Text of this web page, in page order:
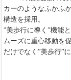
カーのようなふかふ
構造を採用。
”美歩行に導く”機能
ムーズに重心移動を
だけでなく”美歩行”